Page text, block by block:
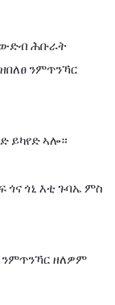
ሕቡራት
ንምጥንኻር
ይካየድኣሎ።
ጎና ጎኒ እቲጉባኤ ምስ
ንምጥንኻር ዘለዎም